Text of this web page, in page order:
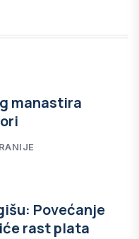
manastira
Povećanje
rast plata